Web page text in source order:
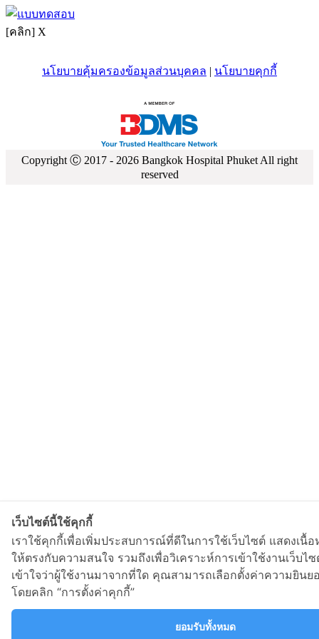
[คลิก] X
นโยบายคุ้มครองข้อมูลส่วนบุคคล | นโยบายคุกกี้
Copyright Ⓒ 2017 - 2026 Bangkok Hospital Phuket All right
reserved
เว็บไซต์นี้ใช้คุกกี้
เราใช้คุกกี้เพื่อเพิ่มประสบการณ์ที่ดีในการใช้เว็บไซต์ แสดงเนื้
ให้ตรงกับความสนใจ รวมถึงเพื่อวิเคราะห์การเข้าใช้งานเว็บไ
เข้าใจว่าผู้ใช้งานมาจากที่ใด คุณสามารถเลือกตั้งค่าความยิน
โดยคลิก “การตั้งค่าคุกกี้”
ยอมรับทั้งหมด